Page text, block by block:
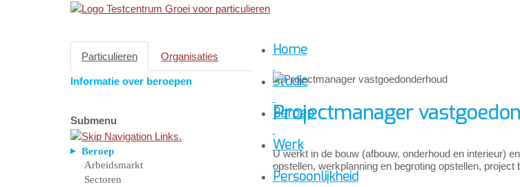
Particulieren Organisaties
Informatie over beroepen
Submenu
Beroep
Arbeidsmarkt
Sectoren
Home
Studie
Beroep
Werk
Persoonlijkheid
Projectmanager
U werkt in de bouw (afbouw, onderhoud en interieur)
opstellen, werkplanning en begroting opstellen,